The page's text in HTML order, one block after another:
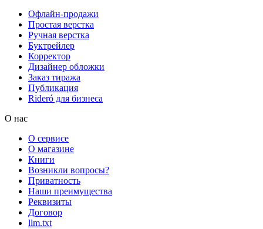
Офлайн-продажи
Простая верстка
Ручная верстка
Буктрейлер
Корректор
Дизайнер обложки
Заказ тиража
Публикация
Rideró для бизнеса
О нас
О сервисе
О магазине
Книги
Возникли вопросы?
Приватность
Наши преимущества
Реквизиты
Договор
llm.txt